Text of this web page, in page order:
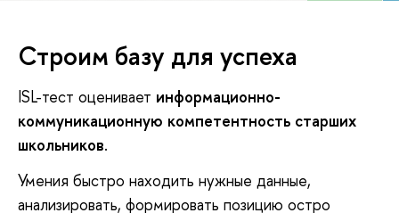
Строим базу для успеха
ISL-тест оценивает информационно-
коммуникационную компетентность старших
школьников.
Умения быстро находить нужные данные,
анализировать, формировать позицию остро